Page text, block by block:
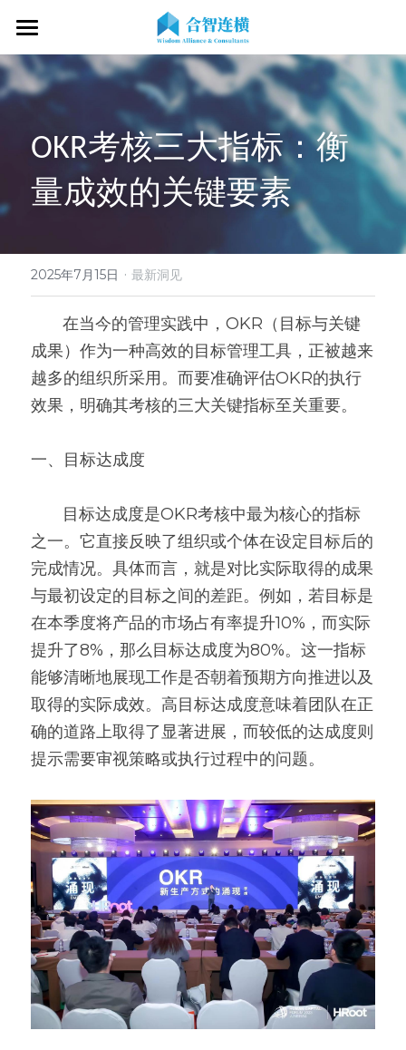
首页
关于我们
OKR专家
客户见证
专业服务
OKR服务体系
OKR战略解码
OKR工作坊/定制培训
OKR教练认证/训战
经营分析会
OKR教练认证
OKR证书查询
专家视频
专业书籍
在线课程
最新洞见
新闻动态
搜索
现在预约
OKR考核三大指标：衡
量成效的关键要素
2025年7月15日 · 最新洞见
成果）作为一种高效的目标管理工具，正被越来
越多的组织所采用。而要准确评估OKR的执行
效果，明确其考核的三大关键指标至关重要。
一、目标达成度
之一。它直接反映了组织或个体在设定目标后的
完成情况。具体而言，就是对比实际取得的成果
与最初设定的目标之间的差距。例如，若目标是
在本季度将产品的市场占有率提升10%，而实际
提升了8%，那么目标达成度为80%。这一指标
能够清晰地展现工作是否朝着预期方向推进以及
取得的实际成效。高目标达成度意味着团队在正
确的道路上取得了显著进展，而较低的达成度则
提示需要审视策略或执行过程中的问题。